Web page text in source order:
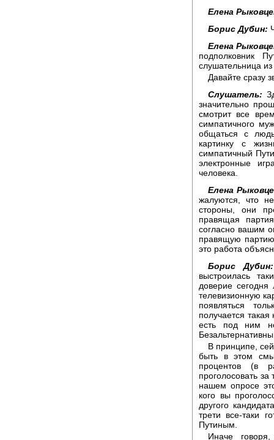
Елена
Борис Дубин:
Елена
подполковник
слушательница
Давайте сразу
Слушатель:
значительно
смотрит все
симпатичного
общаться с
картинку с
симпатичный
электронные
человека.
Елена
жалуются, что
стороны, они
правящая
согласно вашим
правящую
это работа
Борис Дубин:
выстроилась
доверие
телевизионную
появляться
получается
есть под ним
В принципе,
быть в этом
процентов (в
проголосовать
нашем опросе
кого вы
другого
трети все-таки
Путиным.
Иначе